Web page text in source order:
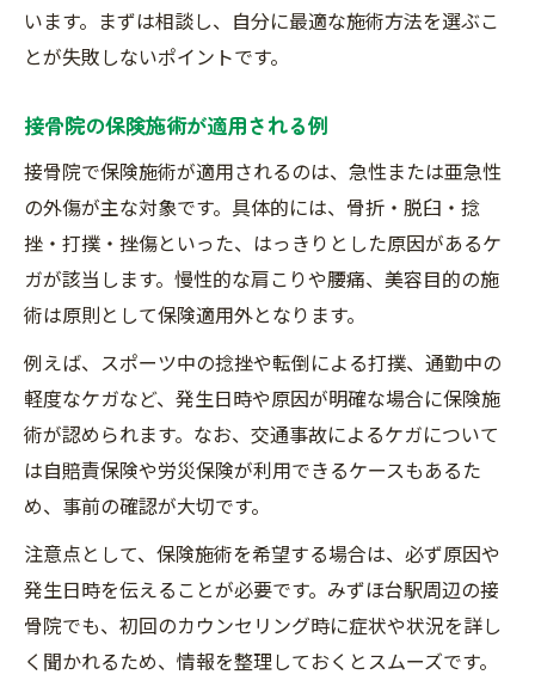
保険が使える接骨院活用のコツ
接骨院で保険施術を有効に使う方法
接骨院で保険施術を受ける手続きの流れ
保険適用外施術と接骨院の併用術
家族で利用する接骨院保険施術の利点
費用比較から見える自分に合う施術
接骨院の保険と自費施術の費用比較
接骨院での費用シミュレーションの活用法
接骨院の料金体系と満足度の関係性
無理なく通える接骨院の費用ポイント
います。まずは相談し、自分に最適な施術方法を選ぶこ
とが失敗しないポイントです。
接骨院の保険施術が適用される例
接骨院で保険施術が適用されるのは、急性または亜急性
の外傷が主な対象です。具体的には、骨折・脱臼・捻
挫・打撲・挫傷といった、はっきりとした原因があるケ
ガが該当します。慢性的な肩こりや腰痛、美容目的の施
術は原則として保険適用外となります。
例えば、スポーツ中の捻挫や転倒による打撲、通勤中の
軽度なケガなど、発生日時や原因が明確な場合に保険施
術が認められます。なお、交通事故によるケガについて
は自賠責保険や労災保険が利用できるケースもあるた
め、事前の確認が大切です。
注意点として、保険施術を希望する場合は、必ず原因や
発生日時を伝えることが必要です。みずほ台駅周辺の接
骨院でも、初回のカウンセリング時に症状や状況を詳し
く聞かれるため、情報を整理しておくとスムーズです。